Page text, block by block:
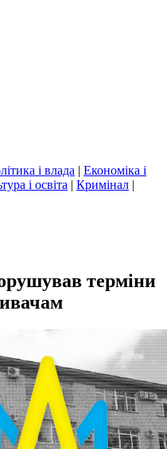
і влада | Економіка і
і освіта | Кримінал |
терміни